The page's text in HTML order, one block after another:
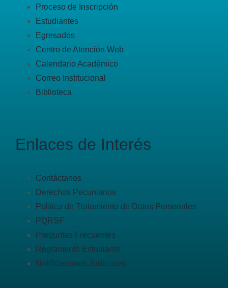
Proceso de Inscripción
Estudiantes
Egresados
Centro de Atención Web
Calendario Académico
Correo Institucional
Biblioteca
Enlaces de Interés
Contáctanos
Derechos Pecuniarios
Política de Tratamiento de Datos Personales
PQRSF
Preguntas Frecuentes
Reglamento Estudiantil
Notificaciones Judiciales